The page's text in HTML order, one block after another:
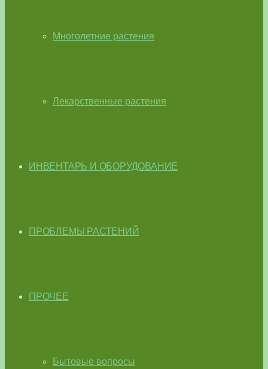
Многолетние растения
Лекарственные растения
ИНВЕНТАРЬ И ОБОРУДОВАНИЕ
ПРОБЛЕМЫ РАСТЕНИЙ
ПРОЧЕЕ
Бытовые вопросы